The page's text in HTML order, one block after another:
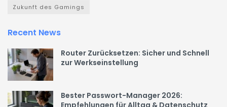
Zukunft des Gamings
Recent News
Router Zurücksetzen: Sicher und Schnell
zur Werkseinstellung
Bester Passwort-Manager 2026: